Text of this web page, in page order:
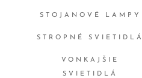
STOJANOVÉ LAMPY
STROPNÉ SVIETIDLÁ
VONKAJŠIE
SVIETIDLÁ